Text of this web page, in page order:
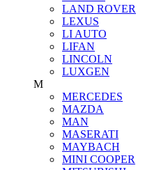
LAND ROVER
LEXUS
LI AUTO
LIFAN
LINCOLN
LUXGEN
M
MERCEDES
MAZDA
MAN
MASERATI
MAYBACH
MINI COOPER